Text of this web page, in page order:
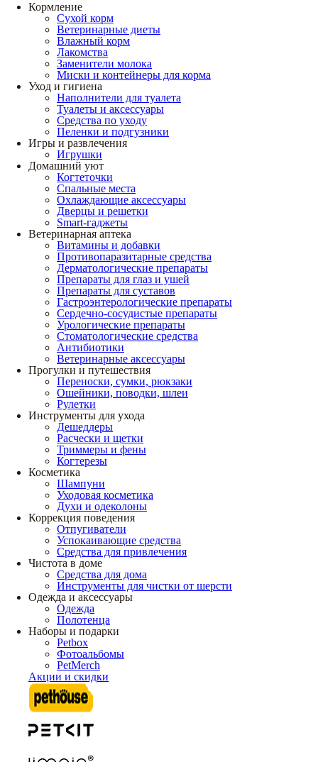
Кормление
Сухой корм
Ветеринарные диеты
Влажный корм
Лакомства
Заменители молока
Миски и контейнеры для корма
Уход и гигиена
Наполнители для туалета
Туалеты и аксессуары
Средства по уходу
Пеленки и подгузники
Игры и развлечения
Игрушки
Домашний уют
Когтеточки
Спальные места
Охлаждающие аксессуары
Дверцы и решетки
Smart-гаджеты
Ветеринарная аптека
Витамины и добавки
Противопаразитарные средства
Дерматологические препараты
Препараты для глаз и ушей
Препараты для суставов
Гастроэнтерологические препараты
Сердечно-сосудистые препараты
Урологические препараты
Стоматологические средства
Антибиотики
Ветеринарные аксессуары
Прогулки и путешествия
Переноски, сумки, рюкзаки
Ошейники, поводки, шлеи
Рулетки
Инструменты для ухода
Дешеддеры
Расчески и щетки
Триммеры и фены
Когтерезы
Косметика
Шампуни
Уходовая косметика
Духи и одеколоны
Коррекция поведения
Отпугиватели
Успокаивающие средства
Средства для привлечения
Чистота в доме
Средства для дома
Инструменты для чистки от шерсти
Одежда и аксессуары
Одежда
Полотенца
Наборы и подарки
Petbox
Фотоальбомы
PetMerch
Акции и скидки